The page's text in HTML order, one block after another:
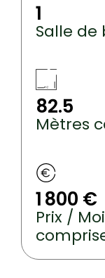
1
Salle de
82.5
Mètres
1 800 €
Prix /